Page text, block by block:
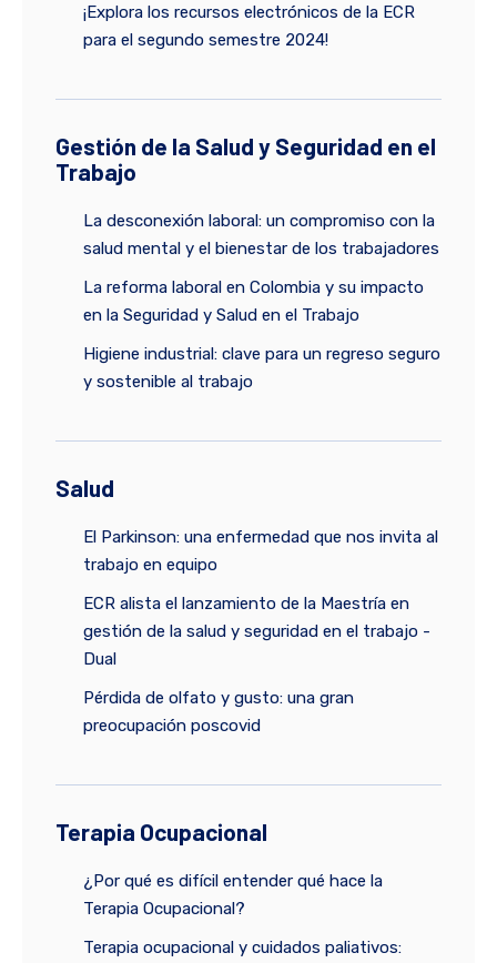
¡Explora los recursos electrónicos de la ECR
para el segundo semestre 2024!
Gestión de la Salud y Seguridad en el
Trabajo
La desconexión laboral: un compromiso con la
salud mental y el bienestar de los trabajadores
La reforma laboral en Colombia y su impacto
en la Seguridad y Salud en el Trabajo
Higiene industrial: clave para un regreso seguro
y sostenible al trabajo
Salud
El Parkinson: una enfermedad que nos invita al
trabajo en equipo
ECR alista el lanzamiento de la Maestría en
gestión de la salud y seguridad en el trabajo -
Dual
Pérdida de olfato y gusto: una gran
preocupación poscovid
Terapia Ocupacional
¿Por qué es difícil entender qué hace la
Terapia Ocupacional?
Terapia ocupacional y cuidados paliativos: